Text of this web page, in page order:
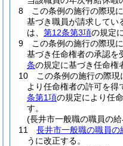
8
この条例の施行の際現
基づき職員が請求してい
は、 第12条第3項の規定
9
この条例の施行の際現
基づき任命権者の承認を
条の規定に基づき任命権
10
この条例の施行の際
より任命権者の許可を得
条第1項の規定により任
す。
(長井市一般職の職員の
11
長井市一般職の職員の
うに改正する。